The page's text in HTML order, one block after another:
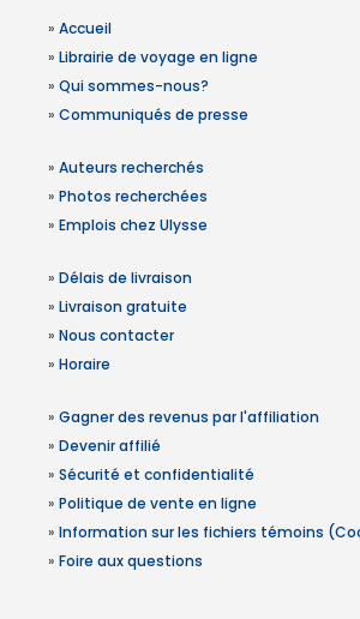
» Accueil
» Librairie de voyage en ligne
» Qui sommes-nous?
» Communiqués de presse
» Auteurs recherchés
» Photos recherchées
» Emplois chez Ulysse
» Délais de livraison
» Livraison gratuite
» Nous contacter
» Horaire
» Gagner des revenus par l'affiliation
» Devenir affilié
» Sécurité et confidentialité
» Politique de vente en ligne
» Information sur les fichiers témoins
» Foire aux questions